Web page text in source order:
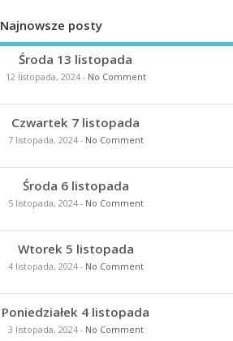
Najnowsze posty
Środa 13 listopada
12 listopada, 2024- No Comment
Czwartek 7 listopada
7 listopada, 2024- No Comment
Środa 6 listopada
5 listopada, 2024- No Comment
Wtorek 5 listopada
4 listopada, 2024- No Comment
Poniedziałek 4 listopada
3 listopada, 2024- No Comment